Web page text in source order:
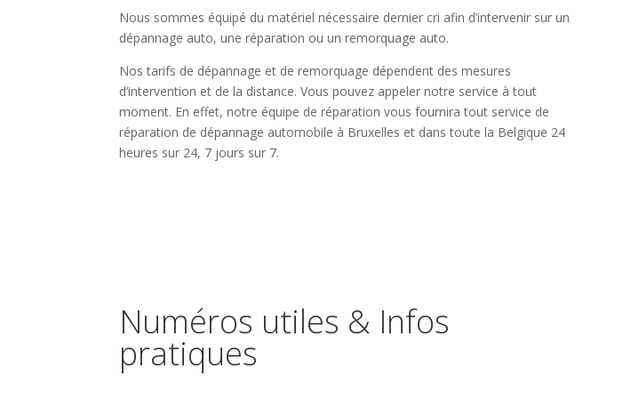
Nous sommes équipé du matériel nécessaire dernier cri afin d’intervenir sur un
dépannage auto, une réparation ou un remorquage auto.
Nos tarifs de dépannage et de remorquage dépendent des mesures
d’intervention et de la distance. Vous pouvez appeler notre service à tout
moment. En effet, notre équipe de réparation vous fournira tout service de
réparation de dépannage automobile à Bruxelles et dans toute la Belgique 24
heures sur 24, 7 jours sur 7.
Numéros utiles & Infos
pratiques